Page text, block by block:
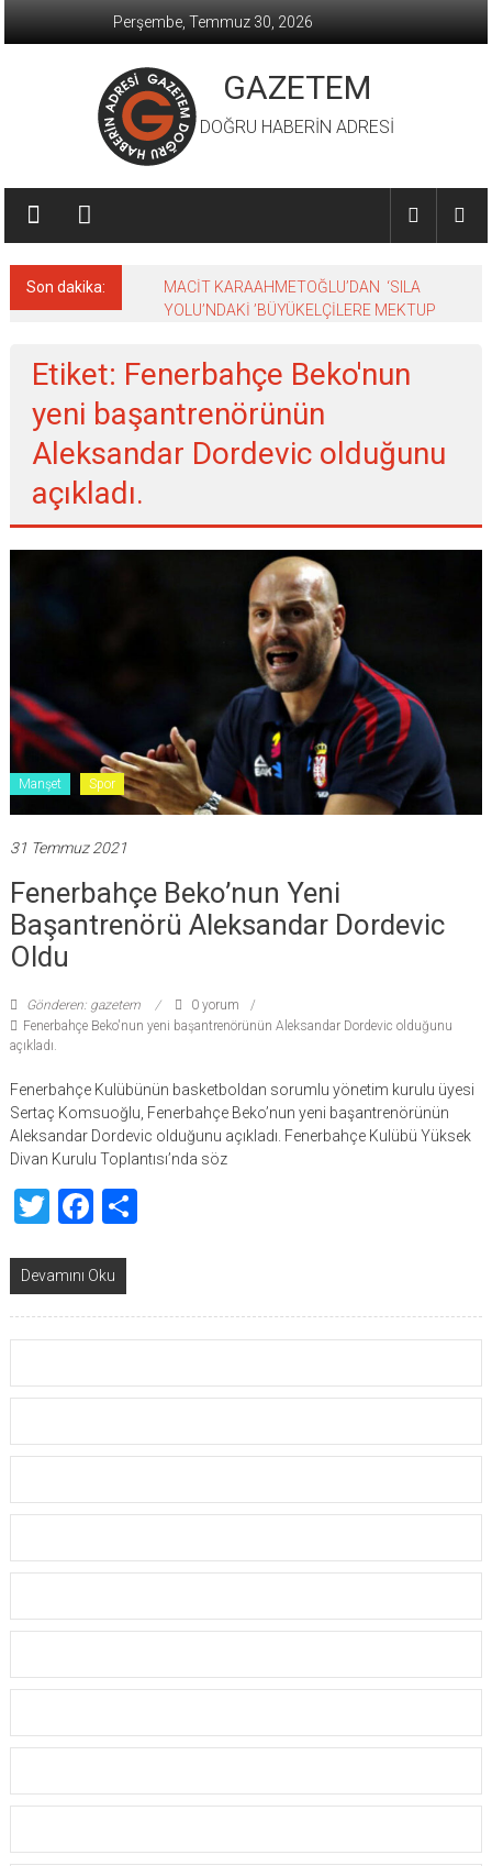
Perşembe, Temmuz 30, 2026
GAZETEM
DOĞRU HABERİN ADRESİ
Son dakika:
MACİT KARAAHMETOĞLU’DAN ‘SILA
YOLU’NDAKİ ’BÜYÜKELÇİLERE MEKTUP
Etiket: Fenerbahçe Beko'nun
yeni başantrenörünün
Aleksandar Dordevic olduğunu
açıkladı.
Manşet Spor
31 Temmuz 2021
Fenerbahçe Beko’nun Yeni
Başantrenörü Aleksandar Dordevic
Oldu
Gönderen: gazetem
0 yorum
Fenerbahçe Beko'nun yeni başantrenörünün Aleksandar Dordevic olduğunu
açıkladı.
Fenerbahçe Kulübünün basketboldan sorumlu yönetim kurulu üyesi
Sertaç Komsuoğlu, Fenerbahçe Beko’nun yeni başantrenörünün
Aleksandar Dordevic olduğunu açıkladı. Fenerbahçe Kulübü Yüksek
Divan Kurulu Toplantısı’nda söz
TwitterFacebook
Share
Devamını Oku